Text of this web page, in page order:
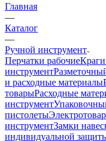
Главная
—
Каталог
—
Ручной инструмент
Перчатки рабочие
инструмент
и расходные материалы
товарыРасходные
инструмент
пистолеты
инструментЗамки
индивидуальной